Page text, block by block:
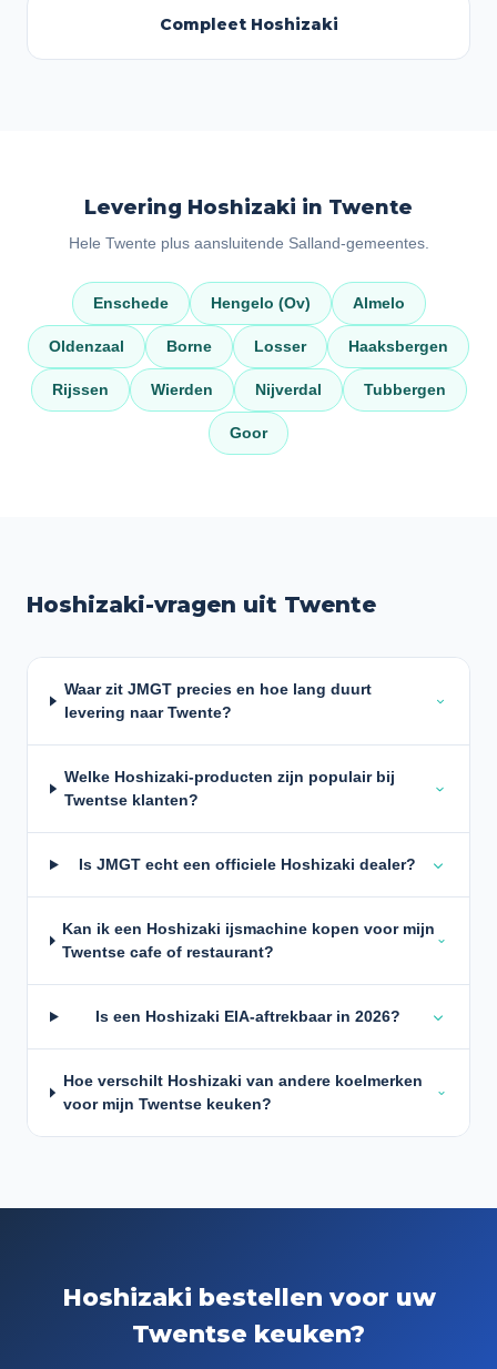
Compleet Hoshizaki
Levering Hoshizaki in Twente
Hele Twente plus aansluitende Salland-gemeentes.
Enschede Hengelo (Ov) Almelo
Oldenzaal Borne Losser Haaksbergen
Rijssen Wierden Nijverdal Tubbergen
Goor
Hoshizaki-vragen uit Twente
Waar zit JMGT precies en hoe lang duurt
levering naar Twente?
Welke Hoshizaki-producten zijn populair bij
Twentse klanten?
Is JMGT echt een officiele Hoshizaki dealer?
Kan ik een Hoshizaki ijsmachine kopen voor mijn
Twentse cafe of restaurant?
Is een Hoshizaki EIA-aftrekbaar in 2026?
Hoe verschilt Hoshizaki van andere koelmerken
voor mijn Twentse keuken?
Hoshizaki bestellen voor uw
Twentse keuken?